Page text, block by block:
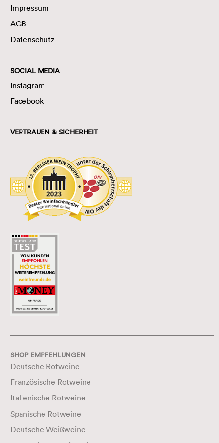
Impressum
AGB
Datenschutz
SOCIAL MEDIA
Instagram
Facebook
VERTRAUEN & SICHERHEIT
SHOP EMPFEHLUNGEN
Deutsche Rotweine
Französische Rotweine
Italienische Rotweine
Spanische Rotweine
Deutsche Weißweine